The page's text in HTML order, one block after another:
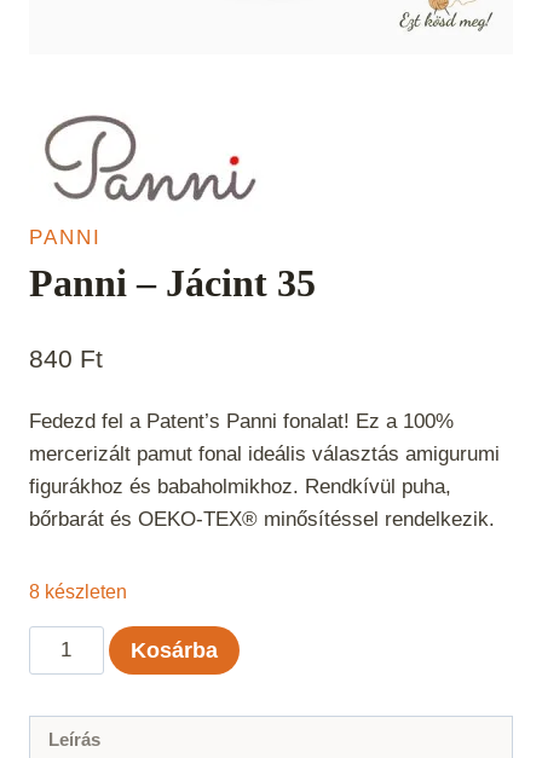
PANNI
Panni – Jácint 35
840 Ft
Fedezd fel a Patent’s Panni fonalat! Ez a 100%
mercerizált pamut fonal ideális választás amigurumi
figurákhoz és babaholmikhoz. Rendkívül puha,
bőrbarát és OEKO-TEX® minősítéssel rendelkezik.
8 készleten
Panni
-
Kosárba
Leírás